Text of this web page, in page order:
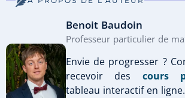
Benoit Baudoin
Professeur particulier de
Envie de progresser ?
recevoir des cours
tableau interactif en ligne.